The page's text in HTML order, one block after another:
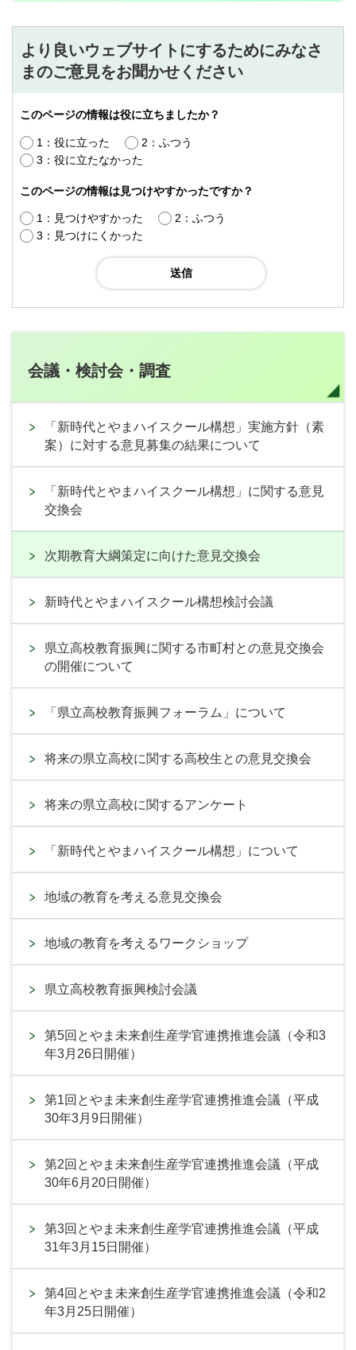
より良いウェブサイトにするためにみなさ
まのご意見をお聞かせください
このページの情報は役に立ちましたか？
1：役に立った
2：ふつう
3：役に立たなかった
このページの情報は見つけやすかったですか？
1：見つけやすかった
2：ふつう
3：見つけにくかった
会議・検討会・調査
「新時代とやまハイスクール構想」実施方針（素
案）に対する意見募集の結果について
「新時代とやまハイスクール構想」に関する意見
交換会
次期教育大綱策定に向けた意見交換会
新時代とやまハイスクール構想検討会議
県立高校教育振興に関する市町村との意見交換会
の開催について
「県立高校教育振興フォーラム」について
将来の県立高校に関する高校生との意見交換会
将来の県立高校に関するアンケート
「新時代とやまハイスクール構想」について
地域の教育を考える意見交換会
地域の教育を考えるワークショップ
県立高校教育振興検討会議
第5回とやま未来創生産学官連携推進会議（令和3
年3月26日開催）
第1回とやま未来創生産学官連携推進会議（平成
30年3月9日開催）
第2回とやま未来創生産学官連携推進会議（平成
30年6月20日開催）
第3回とやま未来創生産学官連携推進会議（平成
31年3月15日開催）
第4回とやま未来創生産学官連携推進会議（令和2
年3月25日開催）